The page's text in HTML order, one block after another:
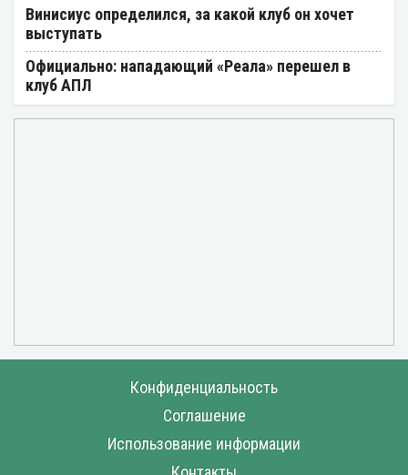
Винисиус определился, за какой клуб он хочет
выступать
Официально: нападающий «Реала» перешел в
клуб АПЛ
Конфиденциальность
Соглашение
Использование информации